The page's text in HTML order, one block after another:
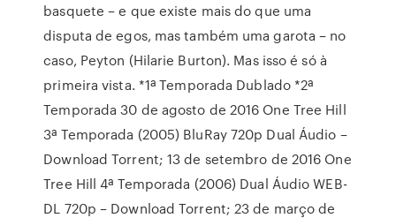
basquete – e que existe mais do que uma
disputa de egos, mas também uma garota – no
caso, Peyton (Hilarie Burton). Mas isso é só à
primeira vista. *1ª Temporada Dublado *2ª
Temporada 30 de agosto de 2016 One Tree Hill
3ª Temporada (2005) BluRay 720p Dual Áudio –
Download Torrent; 13 de setembro de 2016 One
Tree Hill 4ª Temporada (2006) Dual Áudio WEB-
DL 720p – Download Torrent; 23 de março de